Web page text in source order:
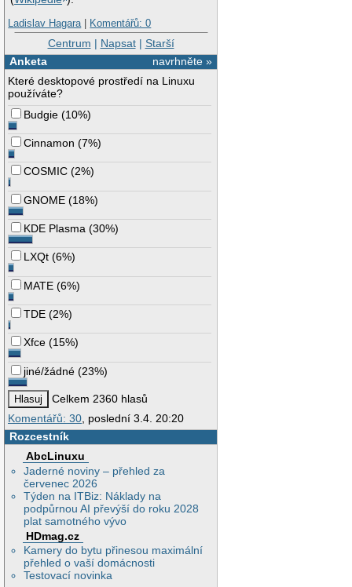
Ladislav Hagara | Komentářů: 0
Centrum | Napsat| Starší
navrhněte »
Anketa
Které desktopové prostředí na Linuxu
používáte?
Budgie (10%)
Cinnamon (7%)
COSMIC (2%)
GNOME (18%)
KDE Plasma (30%)
LXQt (6%)
MATE (6%)
TDE (2%)
Xfce (15%)
jiné/žádné (23%)
Celkem 2360 hlasů
Komentářů: 30, poslední 3.4. 20:20
Rozcestník
AbcLinuxu
Jaderné noviny – přehled za
červenec 2026
Týden na ITBiz: Náklady na
podpůrnou AI převýší do roku 2028
plat samotného vývo
HDmag.cz
Kamery do bytu přinesou maximální
přehled o vaší domácnosti
Testovací novinka